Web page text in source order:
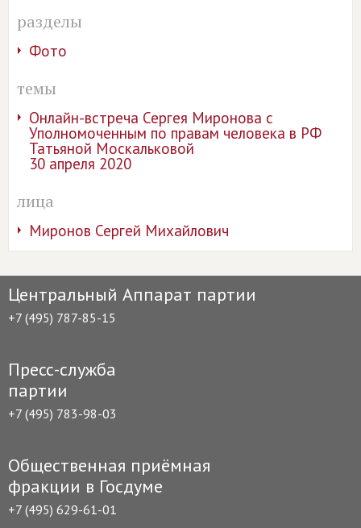
разделы
Фото
темы
Онлайн-встреча Сергея Миронова с
Уполномоченным по правам человека в РФ
Татьяной Москальковой
30 апреля 2020
лица
Миронов Сергей Михайлович
Центральный Аппарат партии
+7 (495) 787-85-15
Пресс-служба
партии
+7 (495) 783-98-03
Общественная приёмная
фракции в Госдуме
+7 (495) 629-61-01